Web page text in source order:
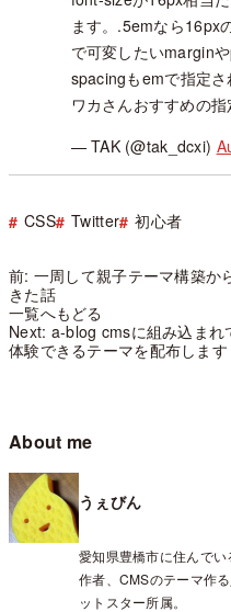
ます。.5emなら16px
で可変したいmargin
spacingもemで指定
ワカさんおすすめの
— TAK (@tak_dcxi)
CSS Twitter 初心者
前: 一周して親子テーマ構築か
きた話
一覧へもどる
Next: a-blog cmsに組み込ま
体験できるテーマを配布します
About me
うぇびん
愛知県豊橋市に住んで
作者、CMSのテーマ作
ットスター所属。